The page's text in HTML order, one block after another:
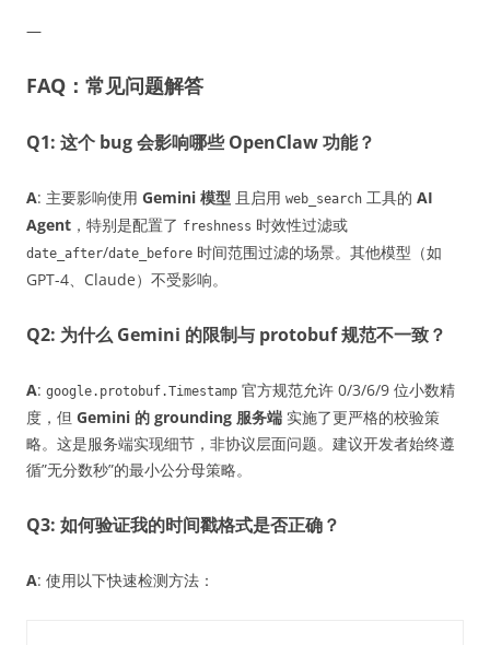
—
FAQ：常见问题解答
Q1: 这个 bug 会影响哪些 OpenClaw 功能？
A: 主要影响使用 Gemini 模型 且启用 web_search 工具的 AI
Agent ，特别是配置了 freshness 时效性过滤或
date_after/date_before 时间范围过滤的场景。其他模型（如
GPT-4、Claude）不受影响。
Q2: 为什么 Gemini 的限制与 protobuf 规范不一致？
A: google.protobuf.Timestamp 官方规范允许 0/3/6/9 位小数精
度，但 Gemini 的 grounding 服务端 实施了更严格的校验策
略。这是服务端实现细节，非协议层面问题。建议开发者始终遵
循”无分数秒”的最小公分母策略。
Q3: 如何验证我的时间戳格式是否正确？
A: 使用以下快速检测方法：